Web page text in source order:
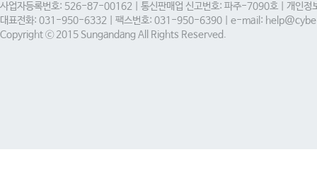
사업자등록번호: 526-87-00162 | 통신판매업 신고번호: 파주-7090호 | 개인정
대표전화: 031-950-6332 | 팩스번호: 031-950-6390 | e-mail:
Copyright ⓒ 2015 Sungandang All Rights Reserved.